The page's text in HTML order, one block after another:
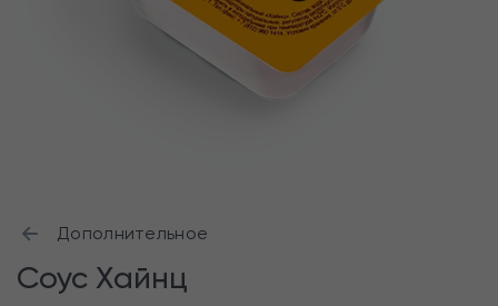
Дополнительное
Соус Хайнц